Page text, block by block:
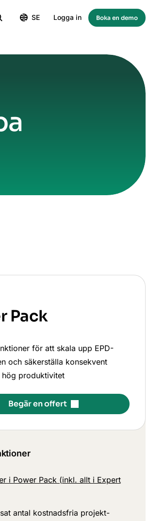
SE Logga in Boka en demo
Pack
för att skala upp EPD-
och säkerställa konsekvent
produktivitet
Begär en offert
i Power Pack (inkl. allt i Expert
antal kostnadsfria projekt-